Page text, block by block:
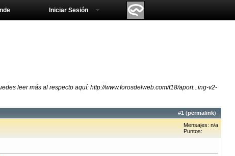
Iniciar Sesión
leer más al respecto aquí: http://www.forosdelweb.com/f18/aport...ing-v2-
#1 (permalink)
Mensajes: n/a
Puntos: